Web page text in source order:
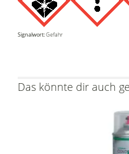
Signalwort:Gefahr
Das könnte dir auch